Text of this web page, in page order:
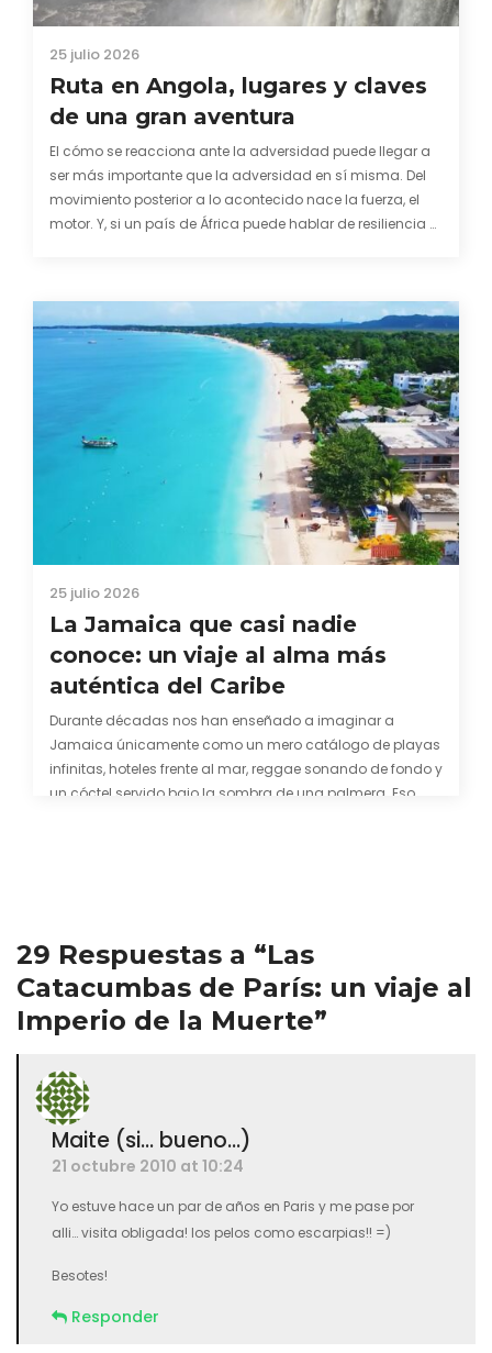
25 julio 2026
Ruta en Angola, lugares y claves
de una gran aventura
El cómo se reacciona ante la adversidad puede llegar a
ser más importante que la adversidad en sí misma. Del
movimiento posterior a lo acontecido nace la fuerza, el
motor. Y, si un país de África puede hablar de resiliencia y
25 julio 2026
La Jamaica que casi nadie
conoce: un viaje al alma más
auténtica del Caribe
Durante décadas nos han enseñado a imaginar a
Jamaica únicamente como un mero catálogo de playas
infinitas, hoteles frente al mar, reggae sonando de fondo y
un cóctel servido bajo la sombra de una palmera. Eso
29 Respuestas a “Las
Catacumbas de París: un viaje al
Imperio de la Muerte”
Maite (si... bueno...)
21 octubre 2010 at 10:24
Yo estuve hace un par de años en Paris y me pase por
alli… visita obligada! los pelos como escarpias!! =)
Besotes!
Responder